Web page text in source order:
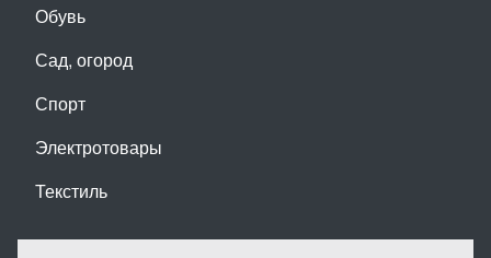
Обувь
Сад, огород
Спорт
Электротовары
Текстиль